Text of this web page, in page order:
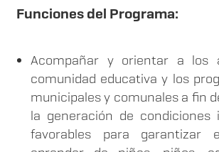
Funciones del Programa:
Acompañar y orientar a los
comunidad educativa y los
municipales y comunales a fin
la generación de condiciones
favorables para garantizar